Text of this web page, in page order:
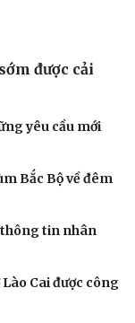
được cải